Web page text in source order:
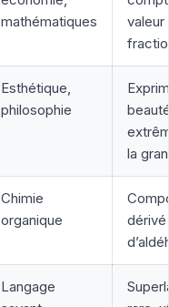
mathématiques
valeur
Esthétique,
philosophie
la
Chimie
organique
dérivé
Langage